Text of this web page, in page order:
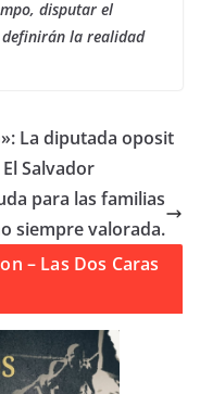
disputar el
la realidad
La diputada oposit
Salvador
para las familias
siempre valorada.
– Las Dos Caras